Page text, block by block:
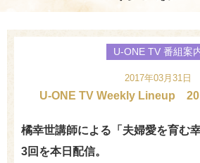
U-ONE TV 番組案
2017年03月31日
U-ONE TV Weekly Lineup
橘幸世講師による「夫婦愛を育む
3回を本日配信。